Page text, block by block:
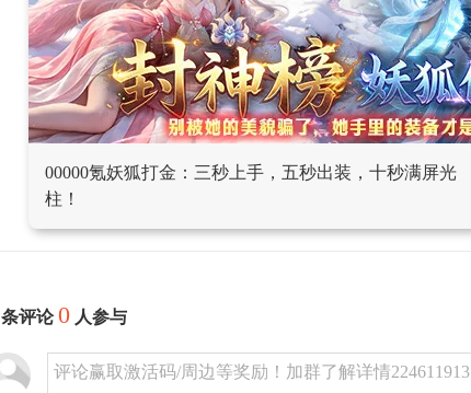
00000氪妖狐打金：三秒上手，五秒出装，十秒满屏光
柱！
条评论0 人参与
评论赢取激活码/周边等奖励！加群了解详情224611913